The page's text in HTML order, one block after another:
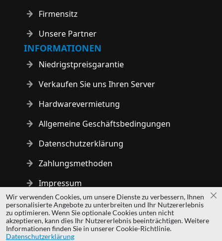
Firmensitz
Unsere Partner
INFORMATIONEN
Niedrigstpreisgarantie
Verkaufen Sie uns Ihren Server
Hardwarevermietung
Allgemeine Geschäftsbedingungen
Datenschutzerklärung
Zahlungsmethoden
Impressum
Copyright © 2014 - 2026 MS Development | All rights reserved
| All logos and trademarks are properties of their respective
owners.
Wir verwenden Cookies, um unsere Dienste zu verbessern, Ihnen
personalisierte Angebote zu unterbreiten und Ihr Nutzererlebnis
zu optimieren. Wenn Sie optionale Cookies unten nicht
akzeptieren, kann dies Ihr Nutzererlebnis beeinträchtigen. Weitere
Informationen finden Sie in unserer Cookie-Richtlinie.
Datenschutzerklärung